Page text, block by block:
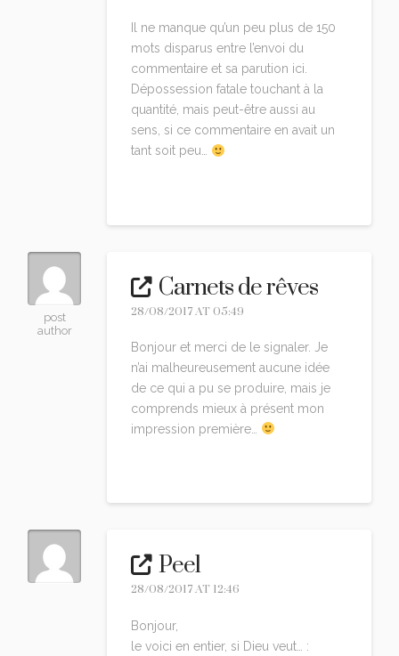
Il ne manque qu’un peu plus de 150
mots disparus entre l’envoi du
commentaire et sa parution ici.
Dépossession fatale touchant à la
quantité, mais peut-être aussi au
sens, si ce commentaire en avait un
tant soit peu…
post
author
Carnets de rêves
28/08/2017 AT 05:49
Bonjour et merci de le signaler. Je
n’ai malheureusement aucune idée
de ce qui a pu se produire, mais je
comprends mieux à présent mon
impression première…
Peel
28/08/2017 AT 12:46
Bonjour,
le voici en entier, si Dieu veut… :